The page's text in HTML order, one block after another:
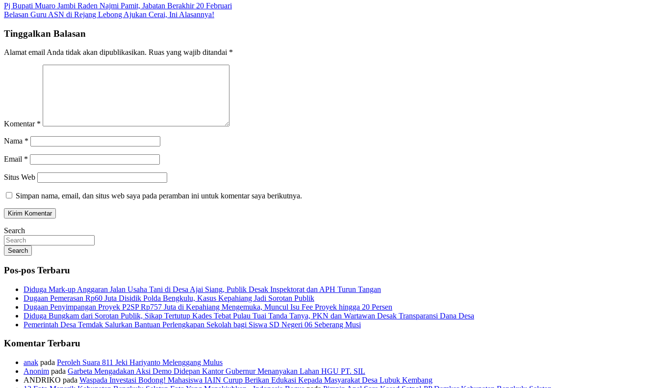
Navigasi
pos
Pj Bupati Muaro Jambi Raden Najmi Pamit, Jabatan Berakhir 20 Februari
Belasan Guru ASN di Rejang Lebong Ajukan Cerai, Ini Alasannya!
Tinggalkan Balasan
Alamat email Anda tidak akan dipublikasikan. Ruas yang wajib ditandai *
Komentar *
Nama *
Email *
Situs Web
Simpan nama, email, dan situs web saya pada peramban ini untuk komentar saya berikutnya.
Search
Search
Pos-pos Terbaru
Diduga Mark-up Anggaran Jalan Usaha Tani di Desa Ajai Siang, Publik Desak Inspektorat dan APH Turun Tangan
Dugaan Pemerasan Rp60 Juta Disidik Polda Bengkulu, Kasus Kepahiang Jadi Sorotan Publik
Dugaan Penyimpangan Proyek P2SP Rp757 Juta di Kepahiang Mengemuka, Muncul Isu Fee Proyek hingga 20 Persen
Diduga Bungkam dari Sorotan Publik, Sikap Tertutup Kades Tebat Pulau Tuai Tanda Tanya, PKN dan Wartawan Desak Transparansi Dana Desa
Pemerintah Desa Temdak Salurkan Bantuan Perlengkapan Sekolah bagi Siswa SD Negeri 06 Seberang Musi
Komentar Terbaru
anak pada Peroleh Suara 811 Jeki Hariyanto Melenggang Mulus
Anonim pada Garbeta Mengadakan Aksi Demo Didepan Kantor Gubernur Menanyakan Lahan HGU PT. SIL
ANDRIKO pada Waspada Investasi Bodong! Mahasiswa IAIN Curup Berikan Edukasi Kepada Masyarakat Desa Lubuk Kembang